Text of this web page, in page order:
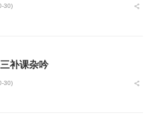
30)
补课杂吟
30)